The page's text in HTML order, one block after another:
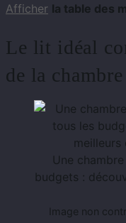
Afficher la table des
Le lit idéal
de la chambre
Une
budgets :
Image non